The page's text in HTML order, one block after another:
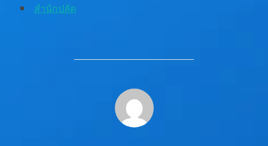
สํานักปลัด
POST AUTHOR